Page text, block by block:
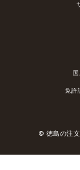
免許
© 徳島の注